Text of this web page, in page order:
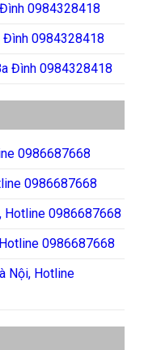
0984328418
Đình 0984328418
Đình 0984328418
0986687668
0986687668
Hotline 0986687668
0986687668
Nội, Hotline